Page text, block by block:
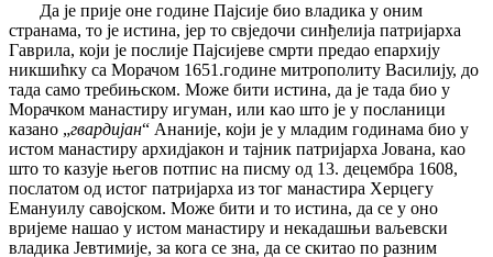
Да је прије оне године Пајсије био владика у оним
странама, то је истина, јер то свједочи синђелија патријарха
Гаврила, који је послије Пајсијеве смрти предао епархију
никшићку са Морачом 1651.године митрополиту Василију, до
тада само требињском. Може бити истина, да је тада био у
Морачком манастиру игуман, или као што је у посланици
казано „гвардијан“ Ананије, који је у младим годинама био у
истом манастиру архидјакон и тајник патријарха Јована, као
што то казује његов потпис на писму од 13. децембра 1608,
послатом од истог патријарха из тог манастира Херцегу
Емануилу савојском. Може бити и то истина, да се у оно
вријеме нашао у истом манастиру и некадашњи ваљевски
владика Јевтимије, за кога се зна, да се скитао по разним